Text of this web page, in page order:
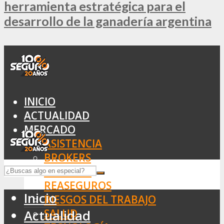
herramienta estratégica para el
desarrollo de la ganadería argentina
INICIO
ACTUALIDAD
MERCADO
ASISTENCIA
BROKERS
SEGUROS
REASEGUROS
RIESGOS DEL TRABAJO
SALUD
Inicio
Actualidad